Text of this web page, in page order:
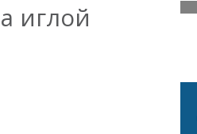
иглой